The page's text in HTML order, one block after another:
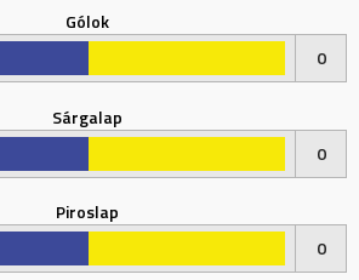
Gólok
0
Sárgalap
0
Piroslap
0